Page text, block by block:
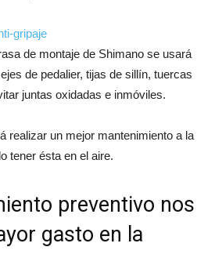
gripaje
de montaje de Shimano se usará
de pedalier, tijas de sillín, tuercas
juntas oxidadas e inmóviles.
realizar un mejor mantenimiento a la
tener ésta en el aire.
preventivo nos
gasto en la